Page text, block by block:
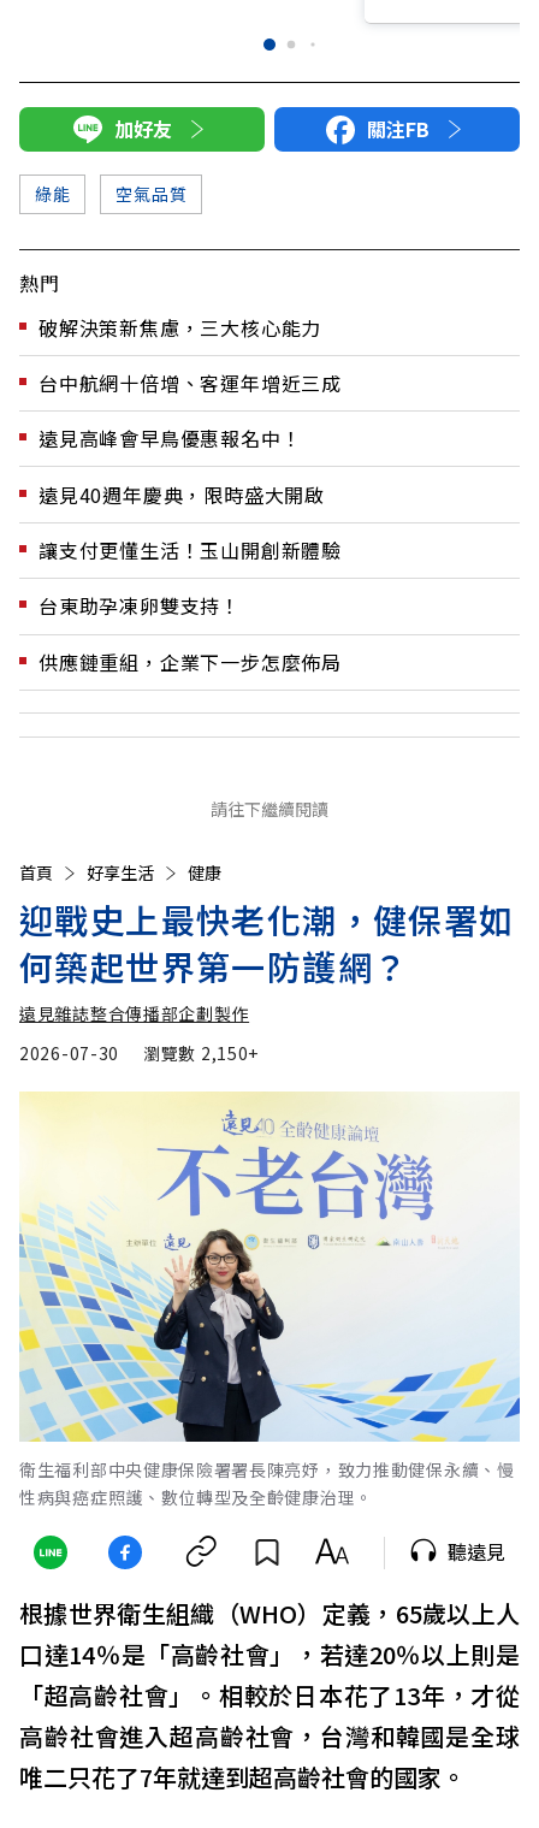
加好友 關注FB
綠能 空氣品質
熱門
破解決策新焦慮，三大核心能力
台中航網十倍增、客運年增近三成
遠見高峰會早鳥優惠報名中！
遠見40週年慶典，限時盛大開啟
讓支付更懂生活！玉山開創新體驗
台東助孕凍卵雙支持！
供應鏈重組，企業下一步怎麼佈局
請往下繼續閱讀
首頁 好享生活 健康
迎戰史上最快老化潮，健保署如
何築起世界第一防護網？
遠見雜誌整合傳播部企劃製作
2026-07-30
瀏覽數 2,150+
衛生福利部中央健康保險署署長陳亮妤，致力推動健保永續、慢
性病與癌症照護、數位轉型及全齡健康治理。
聽遠見
根據世界衛生組織（WHO）定義，65歲以上人
口達14％是「高齡社會」，若達20％以上則是
「超高齡社會」。相較於日本花了13年，才從
高齡社會進入超高齡社會，台灣和韓國是全球
唯二只花了7年就達到超高齡社會的國家。